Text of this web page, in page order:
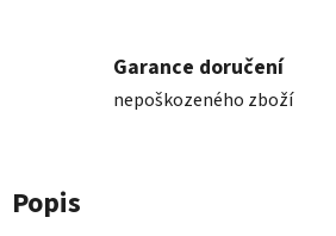
Garance doručení
nepoškozeného zboží
Popis